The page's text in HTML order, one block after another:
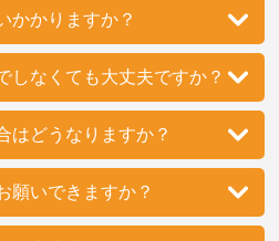
かかりますか？
しなくても大丈夫ですか？
はどうなりますか？
願いできますか？